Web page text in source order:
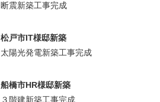
断震新築工事完成
松戸市IT様邸新築
太陽光発電新築工事完成
船橋市HR様邸新築
３階建新築工事完成